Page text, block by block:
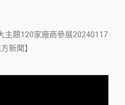
主題120家廠商參展20240117
新聞】